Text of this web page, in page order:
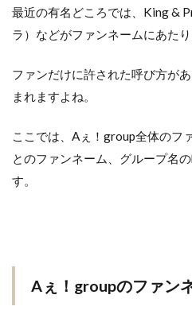
最近の有名どころでは、King &
ラ）などがファンネームにあたり
ファンだけに許された呼び方が
まれますよね。
ここでは、Aぇ！group全体のフ
とのファンネーム、グループ名
す。
Aぇ！groupのファン